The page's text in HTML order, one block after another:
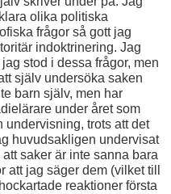
olika politiska
frågor så gott jag
indoktrinering. Jag
stod i dessa frågor, men
själv undersöka saken
barn själv, men har
under året som
undervisning, trots att det
huvudsakligen undervisat
saker är inte sanna bara
att jag säger dem (vilket till
reaktioner första